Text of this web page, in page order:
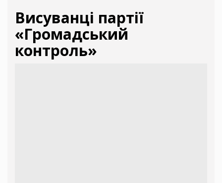
Висуванці партії
«Громадський
контроль»